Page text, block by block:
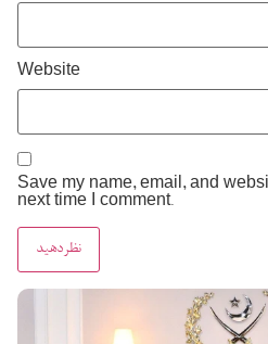
Website
Save my name, email, and
next time I comment.